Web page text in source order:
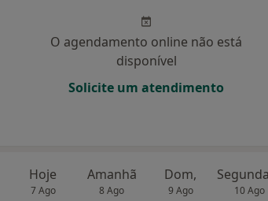
O agendamento online não está
disponível
Solicite um atendimento
Hoje
7 Ago
Amanhã
8 Ago
Dom,
9 Ago 10 Ago